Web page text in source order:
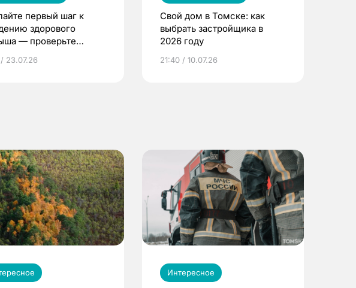
первый шаг к
здорового
— проверьте
/ 23.07.26
Свой дом в Томске: как
выбрать застройщика в
2026 году
21:40 / 10.07.26
Интересное